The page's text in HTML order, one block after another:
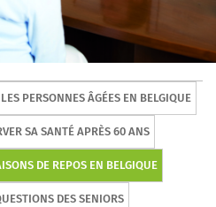
PERSONNES ÂGÉES EN BELGIQUE
SA SANTÉ APRÈS 60 ANS
DE REPOS EN BELGIQUE
DES SENIORS